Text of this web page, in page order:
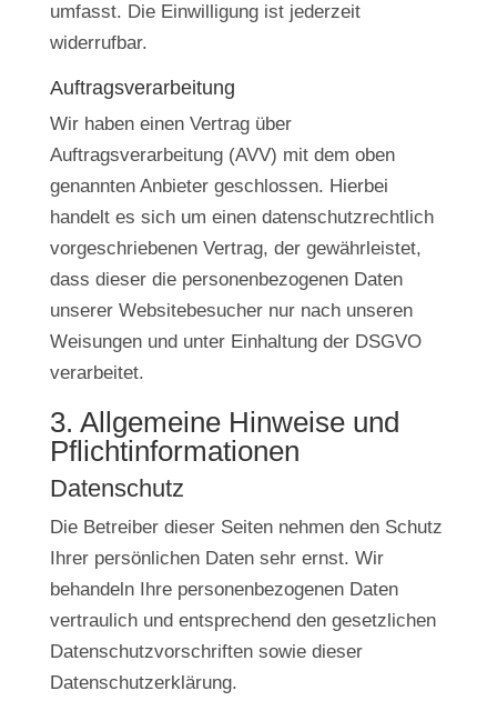
umfasst. Die Einwilligung ist jederzeit
widerrufbar.
Auftragsverarbeitung
Wir haben einen Vertrag über
Auftragsverarbeitung (AVV) mit dem oben
genannten Anbieter geschlossen. Hierbei
handelt es sich um einen datenschutzrechtlich
vorgeschriebenen Vertrag, der gewährleistet,
dass dieser die personenbezogenen Daten
unserer Websitebesucher nur nach unseren
Weisungen und unter Einhaltung der DSGVO
verarbeitet.
3. Allgemeine Hinweise und
Pflicht­informationen
Datenschutz
Die Betreiber dieser Seiten nehmen den Schutz
Ihrer persönlichen Daten sehr ernst. Wir
behandeln Ihre personenbezogenen Daten
vertraulich und entsprechend den gesetzlichen
Datenschutzvorschriften sowie dieser
Datenschutzerklärung.